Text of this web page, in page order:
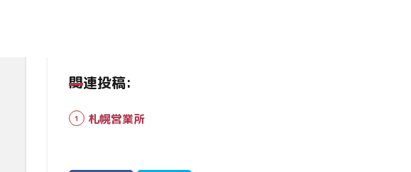
関連投稿:
札幌営業所